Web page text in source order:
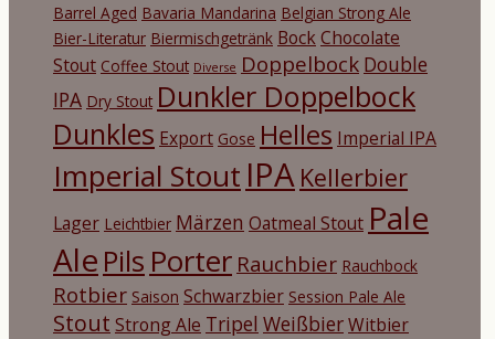
Barrel Aged Bavaria Mandarina Belgian Strong Ale
Bier-Literatur Biermischgetränk BockChocolate
Stout Coffee Stout Diverse Doppelbock Double
IPA Dry Stout Dunkler Doppelbock
Dunkles Export Gose Helles Imperial IPA
Imperial Stout IPA Kellerbier
Lager Leichtbier Märzen Oatmeal Stout Pale
Ale Pils Porter Rauchbier Rauchbock
Rotbier Saison Schwarzbier Session Pale Ale
Stout Strong Ale Tripel WeißbierWitbier